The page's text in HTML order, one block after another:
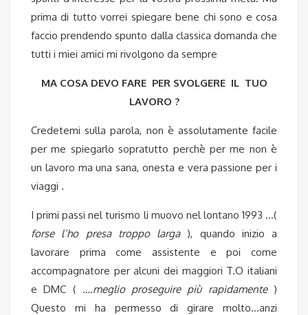
prima di tutto vorrei spiegare bene chi sono e cosa
faccio prendendospunto dalla classica domanda che
tutti i miei amici mi rivolgono da sempre
MA COSA DEVO FARE PER SVOLGERE IL TUO
LAVORO ?
Credetemi sulla parola, non è assolutamente facile
per me spiegarlo sopratutto perchè per me non è
un lavoro ma una sana, onesta e vera passione per i
viaggi .
I primi passi nel turismo li muovo nel lontano 1993 …(
forse l’ho presa troppo larga ), quando inizio a
lavorare prima come assistente e poi come
accompagnatore per alcuni dei maggiori T.O italiani
e DMC ( ….meglio proseguire più rapidamente)
Questo mi ha permesso di girare molto…anzi